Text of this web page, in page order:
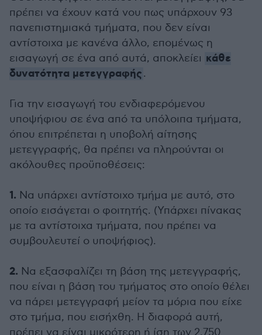
πρέπει να έχουν κατά νου πως υπάρχουν 93
πανεπιστημιακά τμήματα, που δεν είναι
αντίστοιχα με κανένα άλλο, επομένως η
εισαγωγή σε ένα από αυτά, αποκλείει κάθε
δυνατότητα μετεγγραφής.
Για την εισαγωγή του ενδιαφερόμενου
υποψήφιου σε ένα από τα υπόλοιπα τμήματα,
όπου επιτρέπεται η υποβολή αίτησης
μετεγγραφής, θα πρέπει να πληρούνται οι
ακόλουθες προϋποθέσεις:
1. Να υπάρχει αντίστοιχο τμήμα με αυτό, στο
οποίο εισάγεται ο φοιτητής. (Υπάρχει πίνακας
με τα αντίστοιχα τμήματα, που πρέπει να
συμβουλευτεί ο υποψήφιος).
2. Να εξασφαλίζει τη βάση της μετεγγραφής,
που είναι η βάση του τμήματος στο οποίο θέλει
να πάρει μετεγγραφή μείον τα μόρια που είχε
στο τμήμα, που εισήχθη. Η διαφορά αυτή,
πρέπει να είναι μικρότερη ή ίση των 2.750